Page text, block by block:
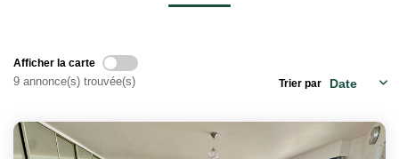
ESTIMER
NOS AGENCES
Créer une alerte
Afficher la carte
9 annonce(s) trouvée(s) Trier par